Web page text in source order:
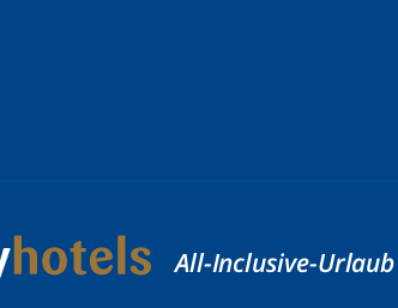
All-Inclusive-Urlaub